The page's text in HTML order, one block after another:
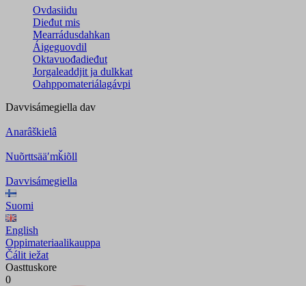
Ovdasiidu
Dieđut mis
Mearrádusdahkan
Áigeguovdil
Oktavuođadieđut
Jorgaleaddjit ja dulkkat
Oahppomateriálagávpi
Davvisámegiella dav
Anarâškielâ
Nuõrttsääʹmǩiõll
Davvisámegiella
Suomi
English
Oppimateriaalikauppa
Čálit iežat
Oasttuskore
0